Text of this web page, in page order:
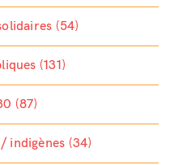
(54)
(131)
(87)
indigènes (34)